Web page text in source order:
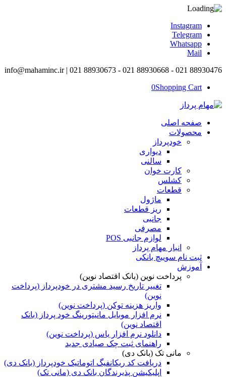
Instagram
Telegram
Whatsapp
Mail
info@mahaminc.ir | 021 88930673 - 021 88930668 - 021 88930476
0Shopping Cart
صفحه اصلی
محصولات
خودپرداز
دیواری
سالنی
کارت خوان
کشلس
قطعات
ماژول
ریز قطعات
جانبی
مصرفی
لوازم جانبی POS
انبار مهام پرداز
ثبت نام سوییچ بانکی
آموزش
پرداخت نوین (بانک اقتصاد نوین)
تغییر تاریخ رسید مشتری در خودپرداز (پرداخت
نوین)
واریز هزینه توکن (پرداخت نوین)
نرم افزار موبایل مانیتورینگ خود پرداز (بانک
اقتصاد نوین)
دانلود نرم افزار یاس (پرداخت نوین)
راهنمای ثبت چک صیادی جدید
مانی تک (بانک دی)
دریافت کد ریکانفیگ اتوماتیک خودپرداز (بانک دی)
اپلیکیشن پذیرندگان بانک دی (مانی تک)